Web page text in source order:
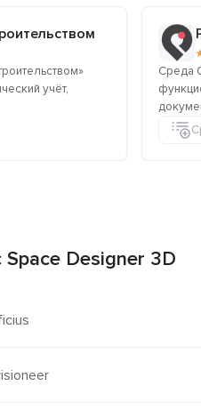
учёт,
Среда
Designer 3D